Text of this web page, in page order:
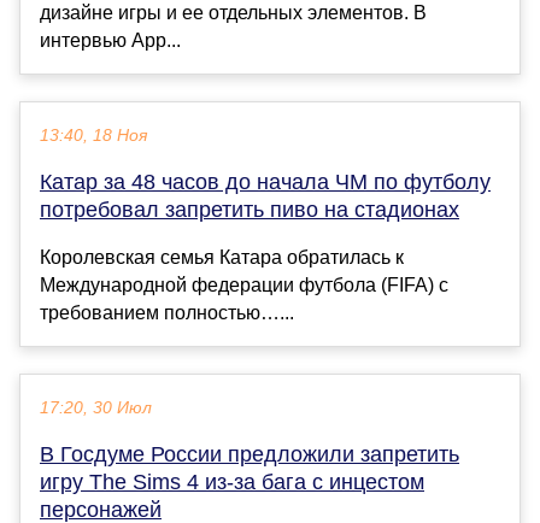
дизайне игры и ее отдельных элементов. В
интервью App...
13:40, 18 Ноя
Катар за 48 часов до начала ЧМ по футболу
потребовал запретить пиво на стадионах
Королевская семья Катара обратилась к
Международной федерации футбола (FIFA) с
требованием полностью…...
17:20, 30 Июл
В Госдуме России предложили запретить
игру The Sims 4 из-за бага с инцестом
персонажей